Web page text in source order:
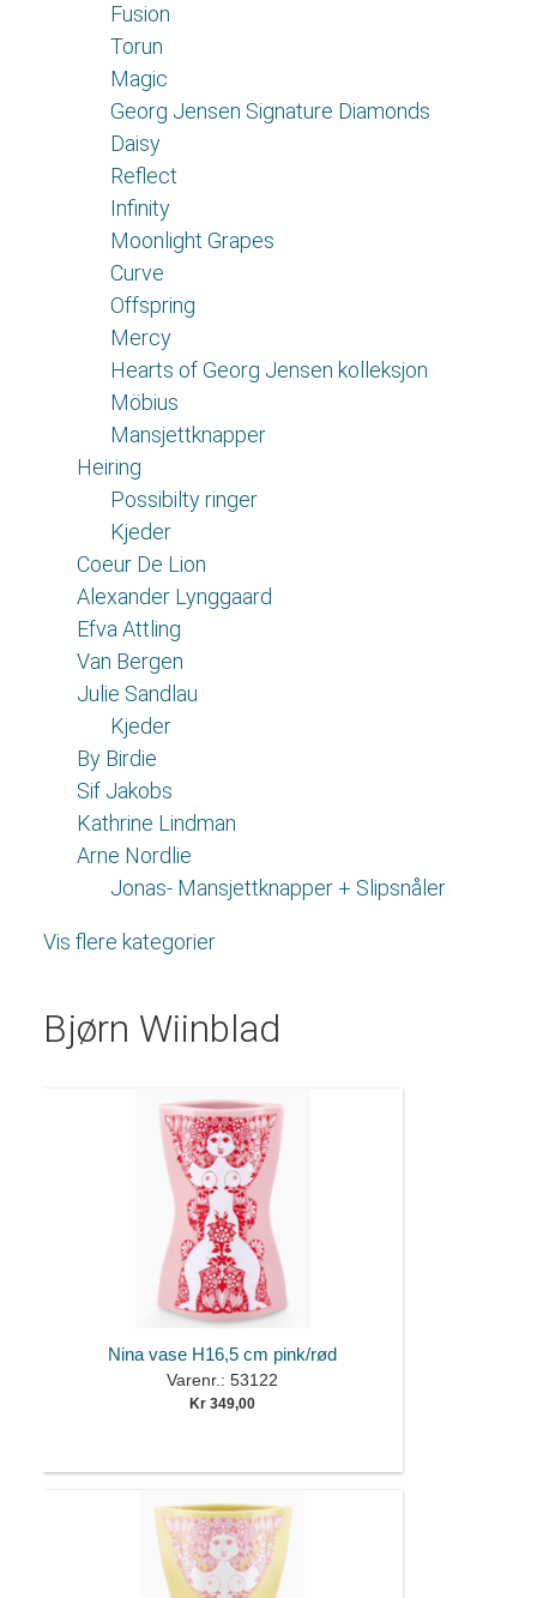
Fusion
Torun
Magic
Georg Jensen Signature Diamonds
Daisy
Reflect
Infinity
Moonlight Grapes
Curve
Offspring
Mercy
Hearts of Georg Jensen kolleksjon
Möbius
Mansjettknapper
Heiring
Possibilty ringer
Kjeder
Coeur De Lion
Alexander Lynggaard
Efva Attling
Van Bergen
Julie Sandlau
Kjeder
By Birdie
Sif Jakobs
Kathrine Lindman
Arne Nordlie
Jonas- Mansjettknapper + Slipsnåler
Vis flere kategorier
Bjørn Wiinblad
Nina vase H16,5 cm pink/rød
Varenr.: 53122
Kr 349,00